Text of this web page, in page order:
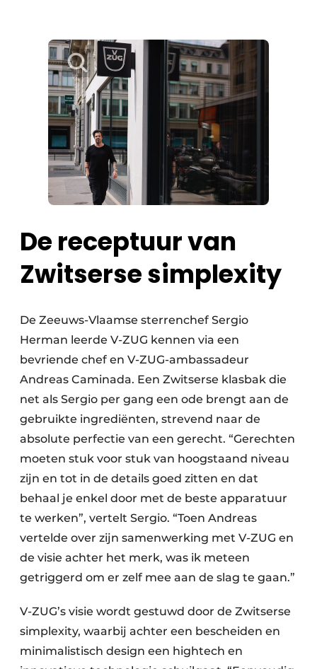
De receptuur van
Zwitserse simplexity
De Zeeuws-Vlaamse sterrenchef Sergio
Herman leerde V-ZUG kennen via een
bevriende chef en V-ZUG-ambassadeur
Andreas Caminada. Een Zwitserse klasbak die
net als Sergio per gang een ode brengt aan de
gebruikte ingrediënten, strevend naar de
absolute perfectie van een gerecht. “Gerechten
moeten stuk voor stuk van hoogstaand niveau
zijn en tot in de details goed zitten en dat
behaal je enkel door met de beste apparatuur
te werken”, vertelt Sergio. “Toen Andreas
vertelde over zijn samenwerking met V-ZUG en
de visie achter het merk, was ik meteen
getriggerd om er zelf mee aan de slag te gaan.”
V-ZUG’s visie wordt gestuwd door de Zwitserse
simplexity, waarbij achter een bescheiden en
minimalistisch design een hightech en